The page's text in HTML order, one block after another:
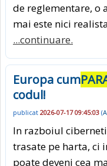
de reglementare, o
mai este nici
...continuare.
Europa cum
codul!
publicat 2026-07-17 09:45:03 (
In razboiul
trasate pe harta, ci
poate deveni cea